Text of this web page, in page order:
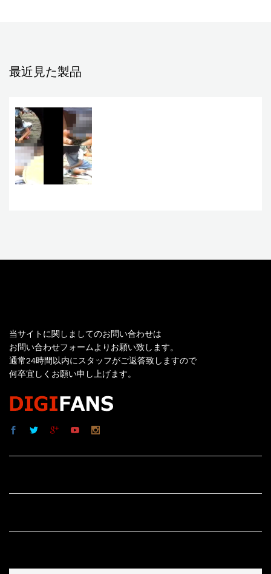
最近見た製品
当サイトに関しましてのお問い合わせは
お問い合わせフォームよりお願い致します。
通常24時間以内にスタッフがご返答致しますので
何卒宜しくお願い申し上げます。